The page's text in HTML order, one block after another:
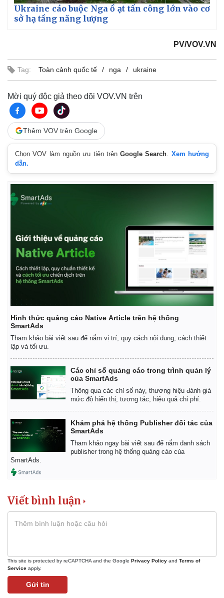
Thế giới
Hồ sơ
Video
E-Magazine
Infographic
Ukraine cáo buộc Nga ồ ạt tấn công lớn vào cơ
sở hạ tầng năng lượng
PV/VOV.VN
Tag: Toàn cảnh quốc tế nga ukraine
Mời quý độc giả theo dõi VOV.VN trên
Thêm VOV trên Google
Chọn VOV làm nguồn ưu tiên trênGoogle Search
Xem hướng
dẫn.
Hình thức quảng cáo Native Article trên hệ thống
SmartAds
Tham khảo bài viết sau để nắm vị trí, quy cách nội dung, cách thiết
lập và tối ưu.
Các chỉ số quảng cáo trong trình quản lý
của SmartAds
Thông qua các chỉ số này, thương hiệu đánh giá
mức độ hiển thị, tương tác, hiệu quả chi phí.
Khám phá hệ thống Publisher đối tác của
SmartAds
Tham khảo ngay bài viết sau để nắm danh sách
publisher trong hệ thống quảng cáo của
SmartAds.
Viết bình luận
This site is protected by reCAPTCHA and the Google Privacy Policy and Terms of
Service apply.
Gửi tin